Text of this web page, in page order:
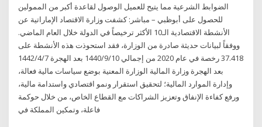
الضوابط الشرعية مما يتيح للعميل الوصول لقاعدة أكبر من الممولين
للحصول على أبوظبي – مباشر: كشفت وزارة الاقتصاد الإماراتية عن
الأنشطة الاقتصادية الـ10 الأكثر ترخيصاً في الدولة خلال العام الماضي.
ووفقاً لبيانات حديثة صادرة من الوزارة، فقد استحوذت هذه الأنشطة على
37.418 رخصة في عام 2020 من إجمالي 10‏‏/9‏‏/1440 بعد الهجرة 7‏‏/4‏‏/1442
بعد الهجرة وزارة المالية الوزارة المعنية بوضع سياسات مالية فعالة،
وإدارة الموارد المالية؛ لتحقيق استقرار ونمو اقتصادي واستدامة مالية،
ورفع كفاءة الإنفاق وتعزيز الشراكات مع القطاع الخاص، من خلال حوكمة
فاعلة، وتمكين المملكة في